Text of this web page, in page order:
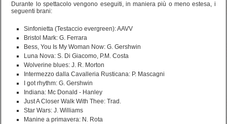
Durante lo spettacolo vengono eseguiti, in maniera più o meno estesa, i
seguenti brani:
Sinfonietta (Testaccio evergreen): AAVV
Bristol Mark: G. Ferrara
Bess, You Is My Woman Now: G. Gershwin
Luna Nova: S. Di Giacomo, P.M. Costa
Wolverine blues: J. R. Morton
Intermezzo dalla Cavalleria Rusticana: P. Mascagni
I got rhythm: G. Gershwin
Indiana: Mc Donald - Hanley
Just A Closer Walk With Thee: Trad.
Star Wars: J. Williams
Manine a primavera: N. Rota